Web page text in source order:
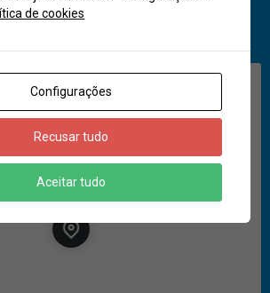
Compartilhar
de cookies
Configurações
Recusar tudo
Aceitar tudo